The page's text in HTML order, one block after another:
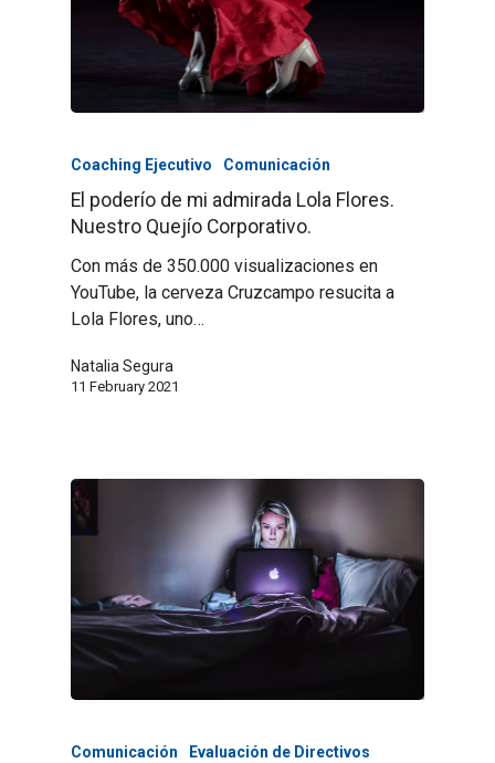
Coaching Ejecutivo Comunicación
El poderío de mi admirada Lola Flores.
Nuestro Quejío Corporativo.
Con más de 350.000 visualizaciones en
YouTube, la cerveza Cruzcampo resucita a
Lola Flores, uno…
Natalia Segura
11 February 2021
Comunicación
Evaluación de Directivos